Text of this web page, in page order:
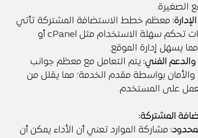
الصغيرة.
معظم خطط الاستضافة المشتركة تأتي
مع لوحات تحكم سهلة الاستخدام مثل cPanel أو
والدعم الفني: يتم التعامل مع معظم جوانب
والأمان بواسطة مقدم الخدمة؛ مما يقلل من
على المستخدم.
المشتركة:
مشاركة الموارد تعني أن الأداء يمكن أن